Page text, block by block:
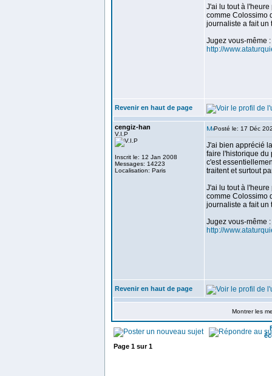
J'ai lu tout à
comme Colossimo
journaliste a fait un
Jugez vous-même :
http://
Revenir en haut de page
cengiz-han
V.I.P
Inscrit le: 12 Jan 2008
Messages: 14223
Localisation: Paris
Posté le: 17 Déc
J'ai bien apprécié
faire l'historique du
c'est
traitent et surtout
J'ai lu tout à
comme Colossimo
journaliste a fait un
Jugez vous-même :
http://
Revenir en haut de page
Montrer les
Page 1 sur1